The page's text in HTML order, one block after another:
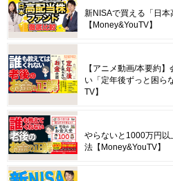
新NISAで買える「日
【Money&YouTV】
【アニメ動画/本要約
い「定年後ずっと困ら
TV】
やらないと1000万円
法【Money&YouTV】